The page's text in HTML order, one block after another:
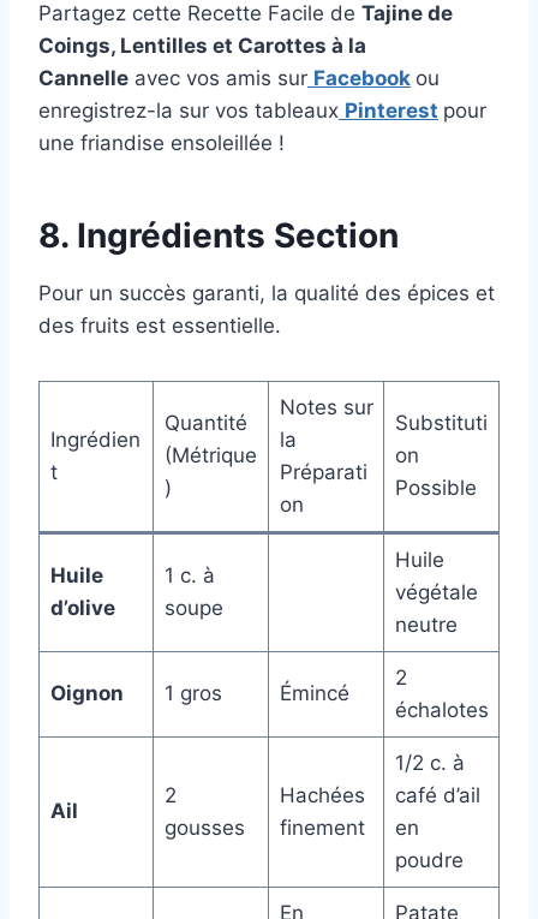
Partagez cette Recette Facile de Tajine de
Coings, Lentilles et Carottes à la
Cannelle avec vos amis sur Facebook ou
enregistrez-la sur vos tableaux Pinterest pour
une friandise ensoleillée !
8. Ingrédients Section
Pour un succès garanti, la qualité des épices et
des fruits est essentielle.
Ingrédien
t
Quantité
(Métrique
)
Notes sur
la
Préparati
on
Substituti
on
Possible
Huile
d’olive
1 c. à
soupe
Huile
végétale
neutre
Oignon 1 gros Émincé
2
échalotes
Ail
2
gousses
Hachées
finement
1/2 c. à
café d’ail
en
poudre
En
Patate